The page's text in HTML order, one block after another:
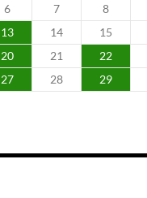
6 7 8
13 14 15
20 21 22
27 28 29